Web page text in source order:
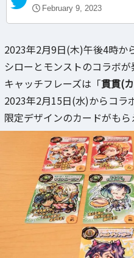
February 9, 2023
2023年2月9日(木)午後4時か
シローとモンストのコラボが
キャッチフレーズは「貫貫(
2023年2月15日(水)からコラ
限定デザインのカードがもら